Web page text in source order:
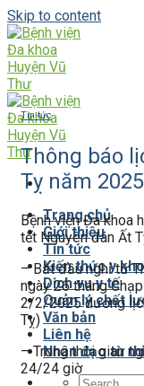
Skip to content
Trang chủ
Giới thiệu
Tin tức
Kiến thức y
Dịch vụ y tế
Quản lý chất
Văn bản
Liên hệ
Nhân đạo từ
Tin tức
Thông báo
Tỵ năm 2025
Bệnh viện Đa khoa
tết Nguyên đán Ất
– Bắt đầu nghỉ từ
ngày 26 tháng
2/2/2025 dương
Tỵ)
– Trong thời gian
24/24 giờ